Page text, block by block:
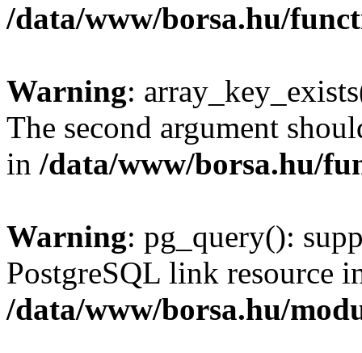
/data/www/borsa.hu/
Warning:
The second argument
in /data/www/borsa.hu/
Warning: pg_query():
PostgreSQL link resource
/data/www/borsa.hu/